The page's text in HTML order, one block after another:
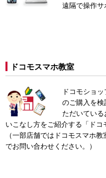
遠隔で操作サ
ドコモスマホ教室
ドコモショ
のご購入を
ただいてい
いこなし方をご紹介する「ドコ
（一部店舗ではドコモスマホ
でお問い合わせください。）